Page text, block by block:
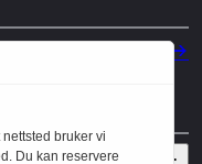
bruker vi
Du kan reservere